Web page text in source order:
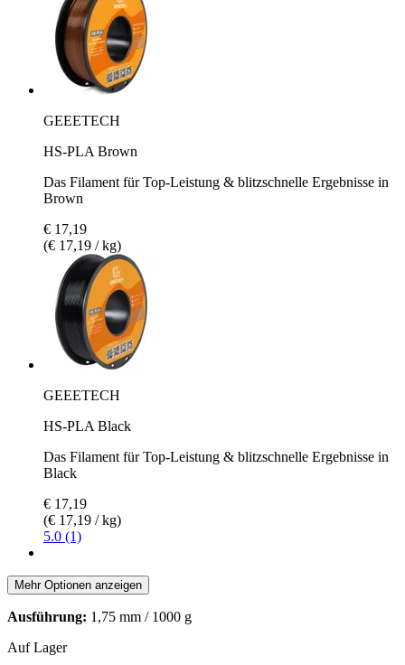
GEEETECH
HS-PLA Brown
Das Filament für Top-Leistung & blitzschnelle Ergebnisse in
Brown
€ 17,19
(€ 17,19 / kg)
GEEETECH
HS-PLA Black
Das Filament für Top-Leistung & blitzschnelle Ergebnisse in
Black
€ 17,19
(€ 17,19 / kg)
5.0 (1)
Mehr Optionen anzeigen
Ausführung: 1,75 mm / 1000 g
Auf Lager